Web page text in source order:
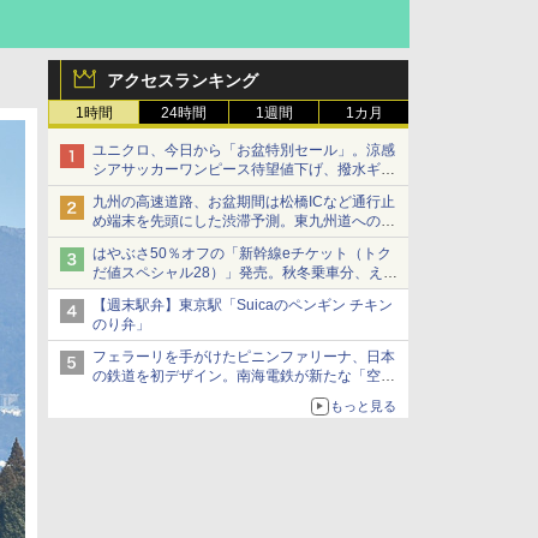
アクセスランキング
1時間 24時間 1週間 1カ月
ユニクロ、今日から「お盆特別セール」。涼感
シアサッカーワンピース待望値下げ、撥水ギア
ショーツは1990円に
九州の高速道路、お盆期間は松橋ICなど通行止
め端末を先頭にした渋滞予測。東九州道への迂
回は料金調整を実施
はやぶさ50％オフの「新幹線eチケット（トク
だ値スペシャル28）」発売。秋冬乗車分、えき
ねっと限定
【週末駅弁】東京駅「Suicaのペンギン チキン
のり弁」
フェラーリを手がけたピニンファリーナ、日本
の鉄道を初デザイン。南海電鉄が新たな「空港
もっと見る